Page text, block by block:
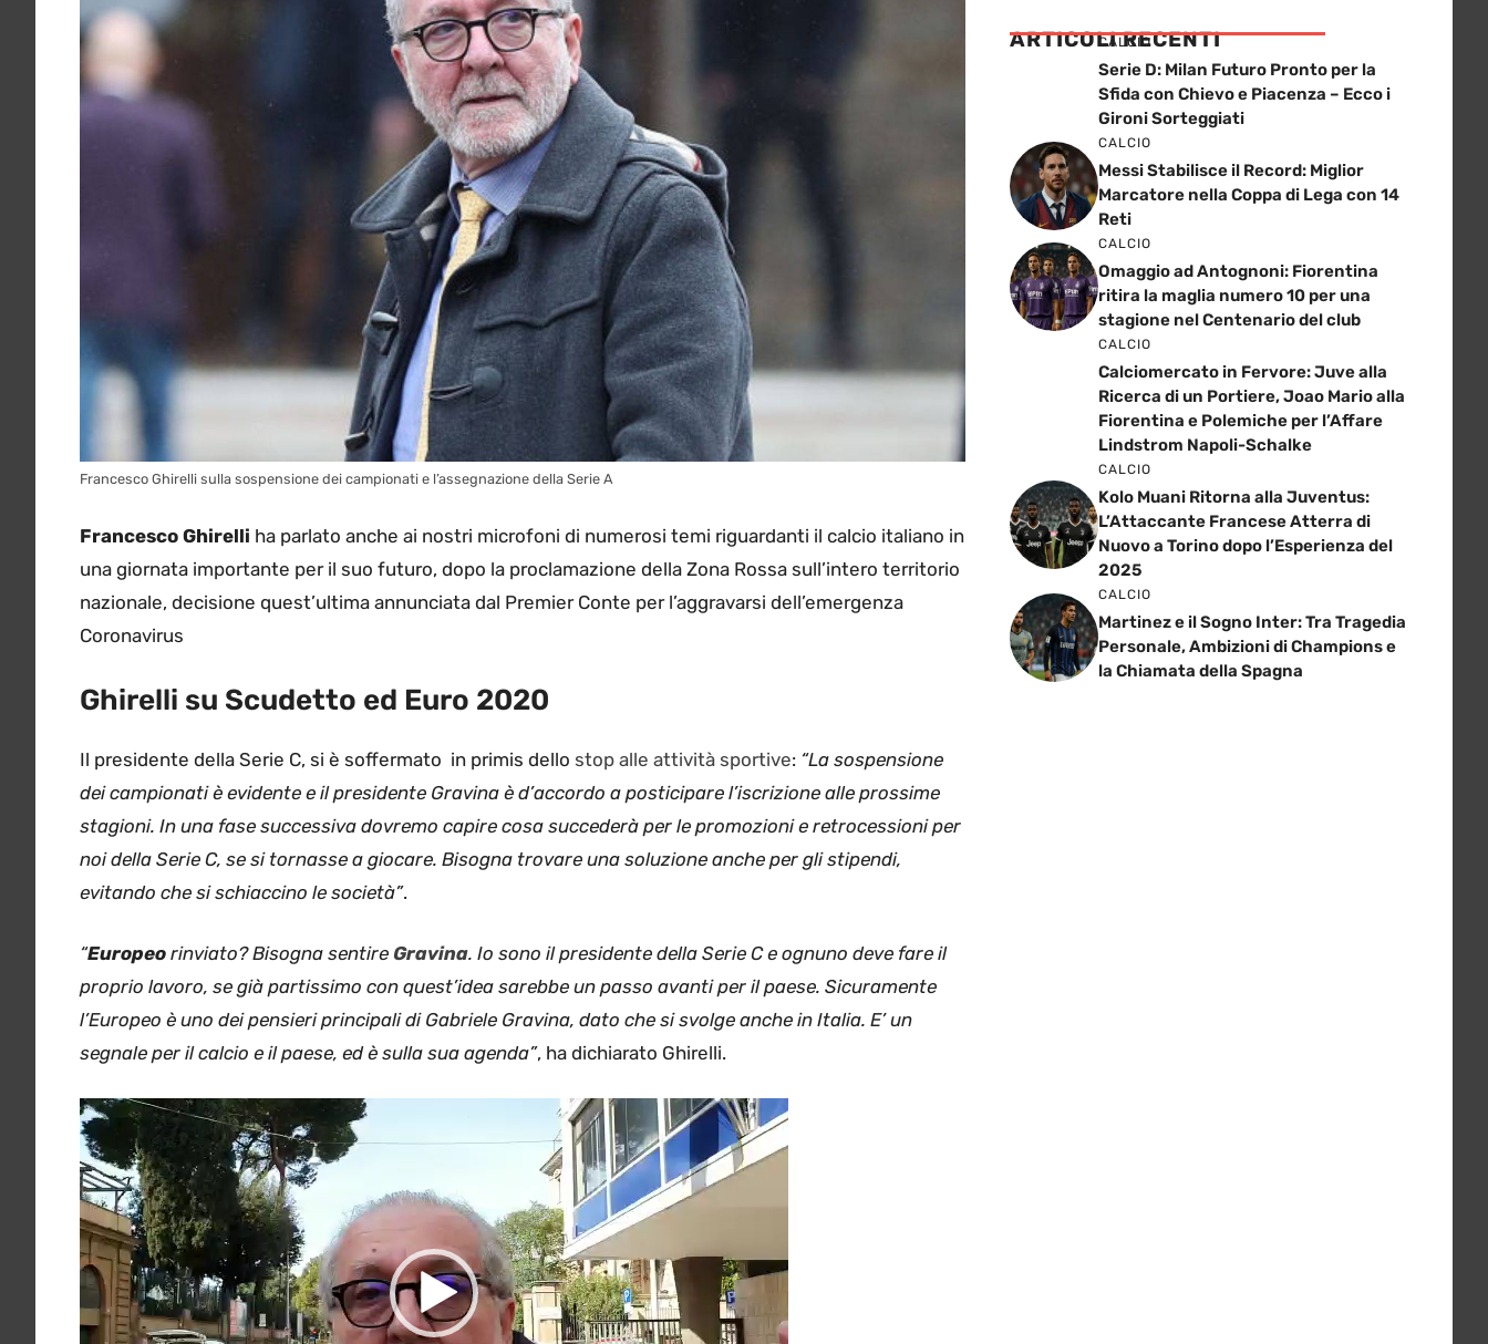
Francesco Ghirelli sulla sospensione dei campionati e l’assegnazione della Serie A
Francesco Ghirelli ha parlato anche ai nostri microfoni di numerosi temi riguardanti il calcio italiano in
una giornata importante per il suo futuro, dopo la proclamazione della Zona Rossa sull’intero territorio
nazionale, decisione quest’ultima annunciata dal Premier Conte per l’aggravarsi dell’emergenza
Coronavirus
Ghirelli su Scudetto ed Euro 2020
Il presidente della Serie C, si è soffermato in primis dello stop alle attività sportive: “La sospensione
dei campionati è evidente e il presidente Gravina è d’accordo a posticipare l’iscrizione alle prossime
stagioni. In una fase successiva dovremo capire cosa succederà per le promozioni e retrocessioni per
noi della Serie C, se si tornasse a giocare. Bisogna trovare una soluzione anche per gli stipendi,
evitando che si schiaccino le società”.
“Europeo rinviato? Bisogna sentire Gravina. Io sono il presidente della Serie C e ognuno deve fare il
proprio lavoro, se già partissimo con quest’idea sarebbe un passo avanti per il paese. Sicuramente
l’Europeo è uno dei pensieri principali di Gabriele Gravina, dato che si svolge anche in Italia. E’ un
segnale per il calcio e il paese, ed è sulla sua agenda”, ha dichiarato Ghirelli.
Video
Player
ARTICOLI RECENTI
CALCIO
Serie D: Milan Futuro Pronto per la
Sfida con Chievo e Piacenza – Ecco i
Gironi Sorteggiati
CALCIO
Messi Stabilisce il Record: Miglior
Marcatore nella Coppa di Lega con 14
Reti
CALCIO
Omaggio ad Antognoni: Fiorentina
ritira la maglia numero 10 per una
stagione nel Centenario del club
CALCIO
Calciomercato in Fervore: Juve alla
Ricerca di un Portiere, Joao Mario alla
Fiorentina e Polemiche per l’Affare
Lindstrom Napoli-Schalke
CALCIO
Kolo Muani Ritorna alla Juventus:
L’Attaccante Francese Atterra di
Nuovo a Torino dopo l’Esperienza del
2025
CALCIO
Martinez e il Sogno Inter: Tra Tragedia
Personale, Ambizioni di Champions e
la Chiamata della Spagna